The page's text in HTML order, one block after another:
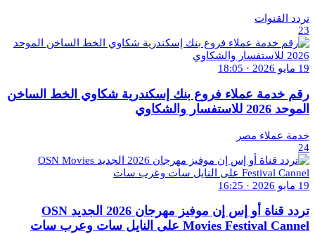
تردد القنوات
23
19 مايو 2026 · 18:05
رقم خدمة عملاء فروع بنك إسكندرية شكاوي الخط الساخن
الموحد 2026 للاستفسار والشكاوي
خدمة عملاء مصر
24
19 مايو 2026 · 16:25
تردد قناة أو إس إن موفيز مهرجان 2026 الجديد OSN
Movies Festival Cannel على النايل سات وعرب سات